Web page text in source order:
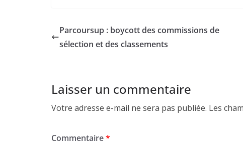
Parcoursup : boycott des commissions de
sélection et des classements
Laisser un commentaire
Votre adresse e-mail ne sera pas publiée. Les
Commentaire*